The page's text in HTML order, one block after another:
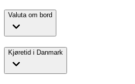
Valuta om bord
Kjøretid i Danmark